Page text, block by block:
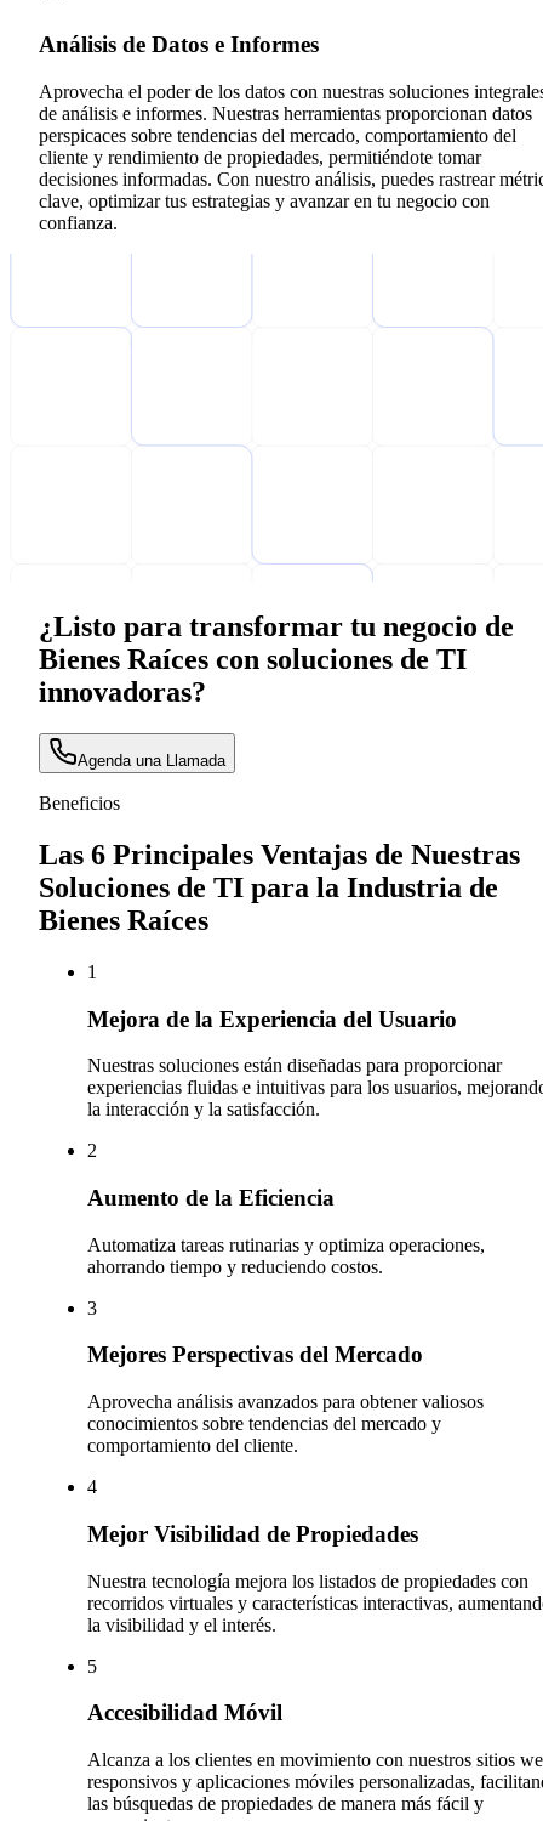
Análisis de Datos e Informes
Aprovecha el poder de los datos con nuestras soluciones
de análisis e informes. Nuestras herramientas proporcionan datos
perspicaces sobre tendencias del mercado, comportamiento del
cliente y rendimiento de propiedades, permitiéndote tomar
decisiones informadas. Con nuestro análisis, puedes rastrear
clave, optimizar tus estrategias y avanzar en tu negocio con
confianza.
¿Listo para transformar tu negocio de
Bienes Raíces con soluciones de TI
innovadoras?
Agenda una Llamada
Beneficios
Las 6 Principales Ventajas de Nuestras
Soluciones de TI para la Industria de
Bienes Raíces
1
Mejora de la Experiencia del Usuario
Nuestras soluciones están diseñadas para proporcionar
experiencias fluidas e intuitivas para los usuarios,
la interacción y la satisfacción.
2
Aumento de la Eficiencia
Automatiza tareas rutinarias y optimiza operaciones,
ahorrando tiempo y reduciendo costos.
3
Mejores Perspectivas del Mercado
Aprovecha análisis avanzados para obtener valiosos
conocimientos sobre tendencias del mercado y
comportamiento del cliente.
4
Mejor Visibilidad de Propiedades
Nuestra tecnología mejora los listados de propiedades con
recorridos virtuales y características interactivas,
la visibilidad y el interés.
5
Accesibilidad Móvil
Alcanza a los clientes en movimiento con nuestros sitios
responsivos y aplicaciones móviles personalizadas,
las búsquedas de propiedades de manera más fácil y